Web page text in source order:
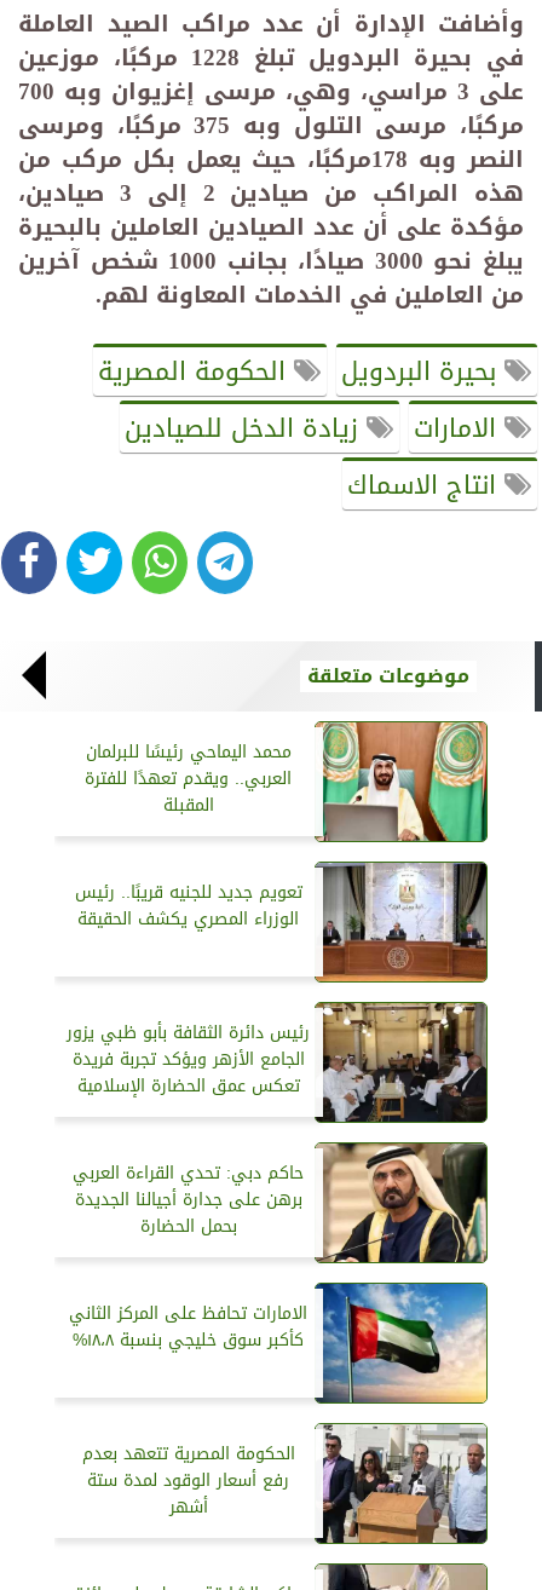
وأضافت الإدارة أن عدد مراكب الصيد العاملة
في بحيرة البردويل تبلغ 1228 مركبًا، موزعين
على 3 مراسي، وهي، مرسى إغزيوان وبه 700
مركبًا، مرسى التلول وبه 375 مركبًا، ومرسى
النصر وبه 178مركبًا، حيث يعمل بكل مركب من
هذه المراكب من صيادين 2 إلى 3 صيادين،
مؤكدة على أن عدد الصيادين العاملين بالبحيرة
يبلغ نحو 3000 صيادًا، بجانب 1000 شخص آخرين
من العاملين في الخدمات المعاونة لهم.
بحيرة البردويل
الحكومة المصرية
الامارات
زيادة الدخل للصيادين
انتاج الاسماك
موضوعات متعلقة
محمد اليماحي رئيسًا للبرلمان
العربي.. ويقدم تعهدًا للفترة
المقبلة
تعويم جديد للجنيه قريبًا.. رئيس
الوزراء المصري يكشف الحقيقة
رئيس دائرة الثقافة بأبو ظبي يزور
الجامع الأزهر ويؤكد تجربة فريدة
تعكس عمق الحضارة الإسلامية
حاكم دبي: تحدي القراءة العربي
برهن على جدارة أجيالنا الجديدة
بحمل الحضارة
الامارات تحافظ على المركز الثاني
كأكبر سوق خليجي بنسبة ١٨،٨%
الحكومة المصرية تتعهد بعدم
رفع أسعار الوقود لمدة ستة
أشهر